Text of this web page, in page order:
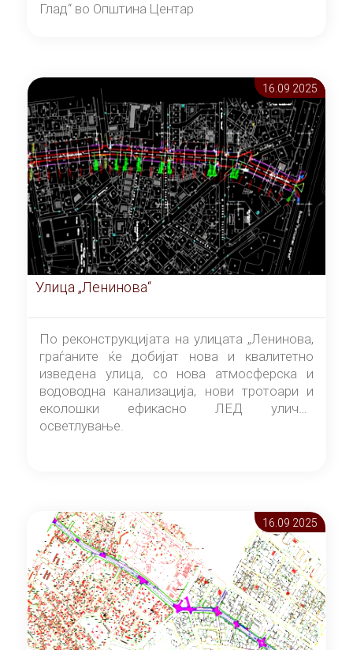
Глад“ во Општина Центар
16.09 2025
Улица „Ленинова“
По реконструкцијата на улицата „Ленинова,
граѓаните ќе добијат нова и квалитетно
изведена улица, со нова атмосферска и
водоводна канализација, нови тротоари и
еколошки ефикасно ЛЕД улично
осветлување.
16.09 2025